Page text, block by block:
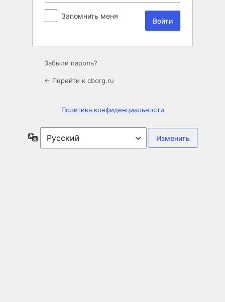
Запомнить меня
Забыли пароль?
← Перейти к cborg.ru
Политика конфиденциальности
Язык